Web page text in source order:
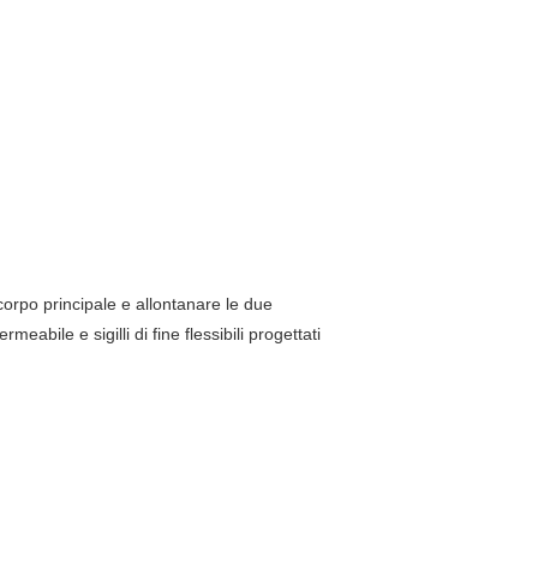
principale e allontanare le due
e sigilli di fine flessibili progettati